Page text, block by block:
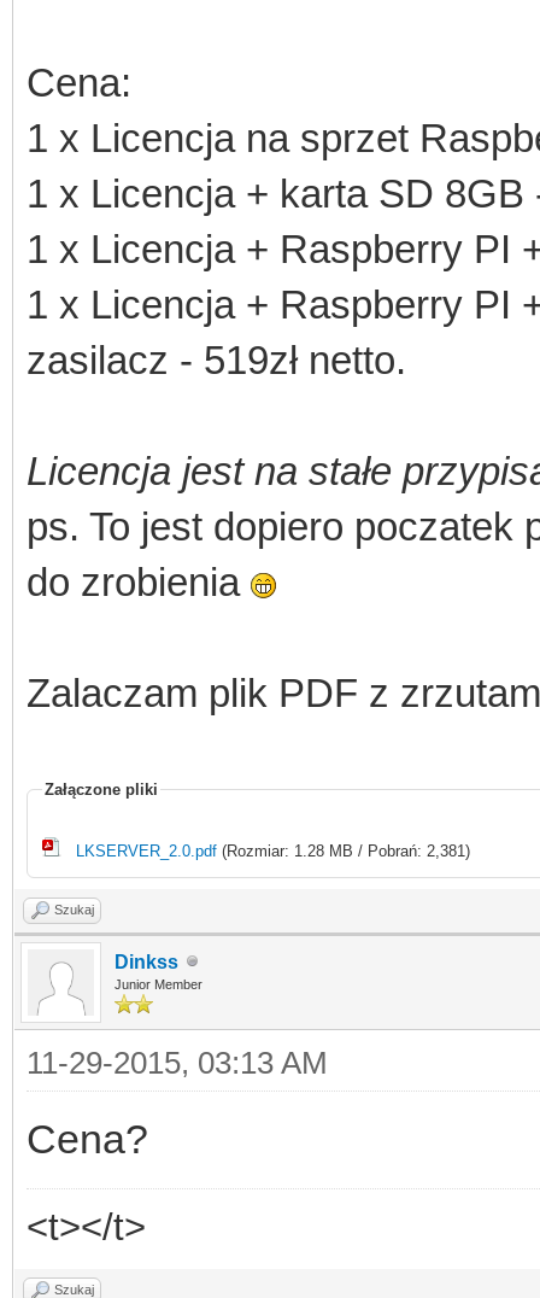
Cena:
1 x Licencja na sprzet
1 x Licencja + karta SD 8GB
1 x Licencja + Raspberry PI
1 x Licencja + Raspberry PI
zasilacz - 519zł netto.
Licencja jest na stałe
ps. To jest dopiero
do zrobienia
Zalaczam plik PDF z
Załączone pliki
LKSERVER_2.0.pdf (Rozmiar: 1.28 MB / Pobrań: 2,381)
Szukaj
Dinkss
Junior Member
11-29-2015, 03:13 AM
Cena?
<t></t>
Szukaj